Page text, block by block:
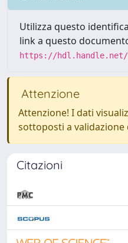
Utilizza questo
link a questo
https://hdl.handle.net/
Attenzione
Attenzione! I dati
sottoposti a
Citazioni